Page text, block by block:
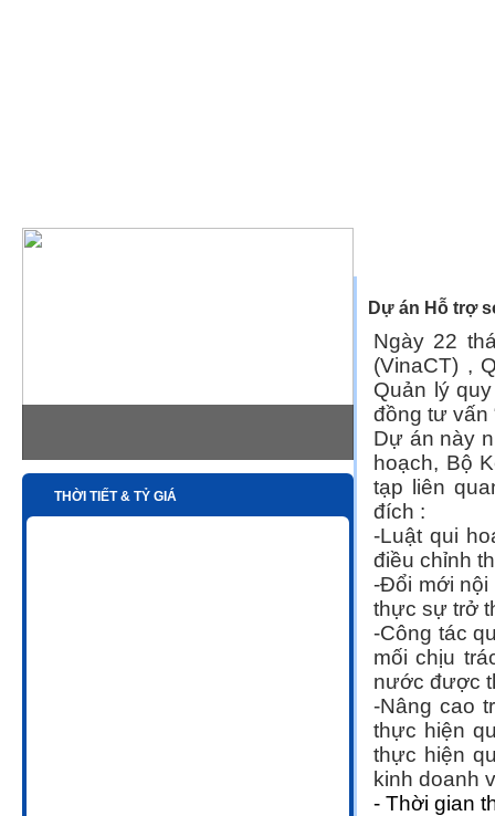
THỜI TIẾT & TỶ GIÁ
Dự án Hỗ trợ
Ngày 22
(VinaCT) ,
Quản lý
đồng tư vấn
Dự án này
hoạch, Bộ
tạp liên
đích :
-Luật qui
điều chỉnh
-Đổi mới nội
thực sự trở
-Công tác
mối chịu
nước được
-Nâng cao
thực hiện
thực hiện
kinh doanh
- Thời gian